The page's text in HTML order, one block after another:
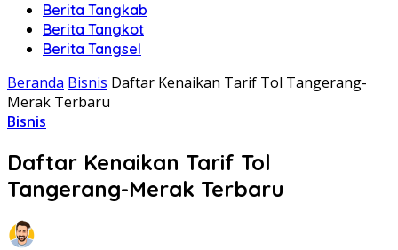
Berita Tangkab
Berita Tangkot
Berita Tangsel
Beranda Bisnis Daftar Kenaikan Tarif Tol Tangerang-
Merak Terbaru
Bisnis
Daftar Kenaikan Tarif Tol
Tangerang-Merak Terbaru